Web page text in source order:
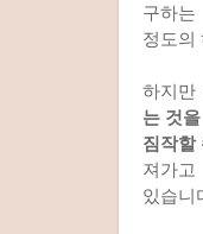
구하는
정도의
하지만
는 것을
짐작할
져가고
있습니